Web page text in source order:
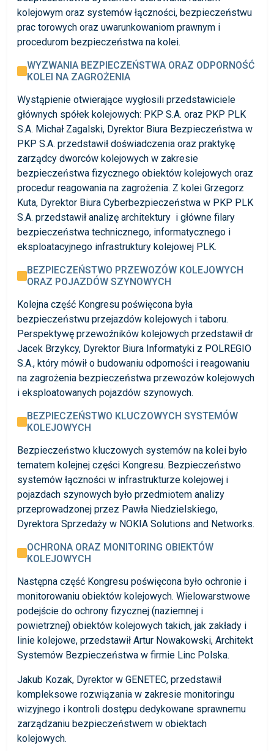
kolejowym oraz systemów łączności, bezpieczeństwu
prac torowych oraz uwarunkowaniom prawnym i
procedurom bezpieczeństwa na kolei.
WYZWANIA BEZPIECZEŃSTWA ORAZ ODPORNOŚĆ
KOLEI NA ZAGROŻENIA
Wystąpienie otwierające wygłosili przedstawiciele
głównych spółek kolejowych: PKP S.A. oraz PKP PLK
S.A. Michał Zagalski, Dyrektor Biura Bezpieczeństwa w
PKP S.A. przedstawił doświadczenia oraz praktykę
zarządcy dworców kolejowych w zakresie
bezpieczeństwa fizycznego obiektów kolejowych oraz
procedur reagowania na zagrożenia. Z kolei Grzegorz
Kuta, Dyrektor Biura Cyberbezpieczeństwa w PKP PLK
S.A. przedstawił analizę architektury i główne filary
bezpieczeństwa technicznego, informatycznego i
eksploatacyjnego infrastruktury kolejowej PLK.
BEZPIECZEŃSTWO PRZEWOZÓW KOLEJOWYCH
ORAZ POJAZDÓW SZYNOWYCH
Kolejna część Kongresu poświęcona była
bezpieczeństwu przejazdów kolejowych i taboru.
Perspektywę przewoźników kolejowych przedstawił dr
Jacek Brzykcy, Dyrektor Biura Informatyki z POLREGIO
S.A., który mówił o budowaniu odporności i reagowaniu
na zagrożenia bezpieczeństwa przewozów kolejowych
i eksploatowanych pojazdów szynowych.
BEZPIECZEŃSTWO KLUCZOWYCH SYSTEMÓW
KOLEJOWYCH
Bezpieczeństwo kluczowych systemów na kolei było
tematem kolejnej części Kongresu. Bezpieczeństwo
systemów łączności w infrastrukturze kolejowej i
pojazdach szynowych było przedmiotem analizy
przeprowadzonej przez Pawła Niedzielskiego,
Dyrektora Sprzedaży w NOKIA Solutions and Networks.
OCHRONA ORAZ MONITORING OBIEKTÓW
KOLEJOWYCH
Następna część Kongresu poświęcona było ochronie i
monitorowaniu obiektów kolejowych. Wielowarstwowe
podejście do ochrony fizycznej (naziemnej i
powietrznej) obiektów kolejowych takich, jak zakłady i
linie kolejowe, przedstawił Artur Nowakowski, Architekt
Systemów Bezpieczeństwa w firmie Linc Polska.
Jakub Kozak, Dyrektor w GENETEC, przedstawił
kompleksowe rozwiązania w zakresie monitoringu
wizyjnego i kontroli dostępu dedykowane sprawnemu
zarządzaniu bezpieczeństwem w obiektach
kolejowych.